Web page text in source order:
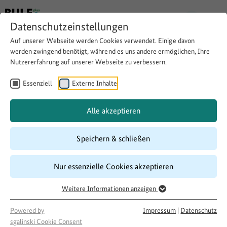
Datenschutzeinstellungen
Auf unserer Webseite werden Cookies verwendet. Einige davon
werden zwingend benötigt, während es uns andere ermöglichen, Ihre
Nutzererfahrung auf unserer Webseite zu verbessern.
Essenziell Externe Inhalte
Alle akzeptieren
Speichern & schließen
Nur essenzielle Cookies akzeptieren
Weitere Informationen anzeigen
Powered by
sgalinski Cookie Consent
Impressum | Datenschutz
Online-Markthalle
Website besuchen Download
Laufzeit
10/2018
Regionalität und Mehrfunktionshäuser
Projektakteur
ARSU-Arbeitsgruppe für regionale Struktur-und